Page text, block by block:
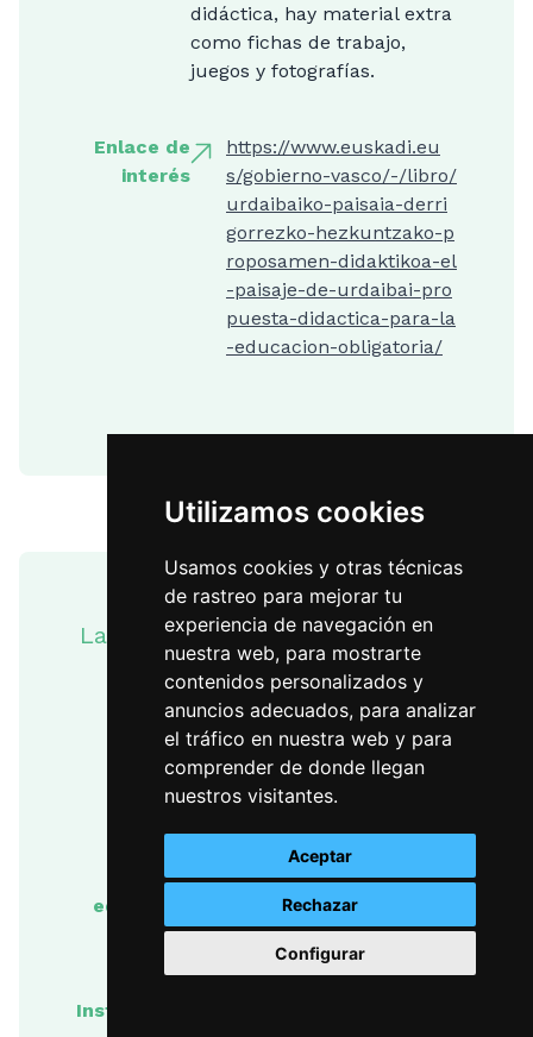
Utilizamos cookies
Usamos cookies y otras técnicas
de rastreo para mejorar tu
experiencia de navegación en
nuestra web, para mostrarte
contenidos personalizados y
anuncios adecuados, para analizar
el tráfico en nuestra web y para
comprender de donde llegan
nuestros visitantes.
Aceptar
Rechazar
Configurar
didáctica, hay material extra
como fichas de trabajo,
juegos y fotografías.
Enlace de
interés
https://www.euskadi.eu
s/gobierno-vasco/-/libro/
urdaibaiko-paisaia-derri
gorrezko-hezkuntzako-p
roposamen-didaktikoa-el
-paisaje-de-urdaibai-pro
puesta-didactica-para-la
-educacion-obligatoria/
La carretera enseña sus paisajes
LugarAndalucía
Año2016
Nivel
educativo
3º y 4º educación
secundaria obligatoria y
bachillerato
Instituciones